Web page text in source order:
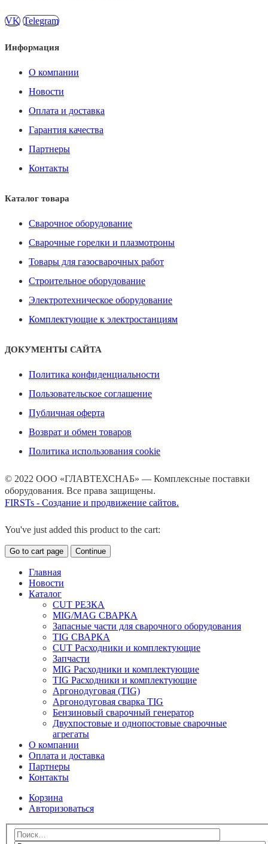
VK Telegram
Информация
О компании
Новости
Оплата и доставка
Гарантия качества
Партнеры
Контакты
Каталог товара
Сварочное оборудование
Сварочные горелки и плазмотроны
Товары для газосварочных работ
Строительное оборудование
Электротехническое оборудование
Комплектующие к электростанциям
ДОКУМЕНТЫ САЙТА
Политика конфиденциальности
Пользовательское соглашение
Публичная оферта
Возврат и обмен товаров
Политика использования cookie
© 2022 ООО «ГЛАВТЕХСНАБ» — Комплексные поставки
оборудования. Все права защищены.
FIRSTs - Создание и продвижение сайтов.
You've just added this product to the cart:
Go to cart page Continue
Главная
Новости
Каталог
CUT РЕЗКА
MIG/MAG СВАРКА
Запасные части для сварочного оборудования
TIG СВАРКА
CUT Расходники и комплектующие
Запчасти
MIG Расходники и комплектующие
TIG Расходники и комплектующие
Аргонодуговая (TIG)
Аргонодуговая сварка TIG
Бензиновый сварочный генератор
Двухпостовые и однопостовые сварочные
агрегаты
О компании
Оплата и доставка
Партнеры
Контакты
Корзина
Авторизоваться